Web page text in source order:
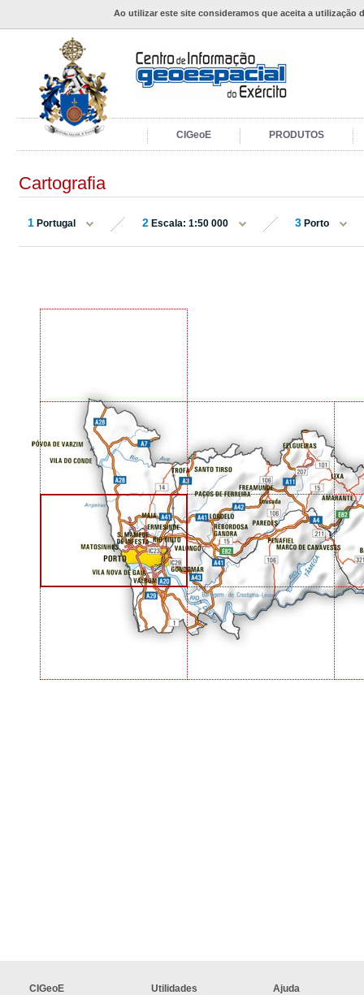
Ao utilizar este site consideramos que aceita a utilização
CIGeoE PRODUTOS
Cartografia
1 Portugal 2 Escala: 1:50 000 3 Porto
CIGeoE
Utilidades
Ajuda